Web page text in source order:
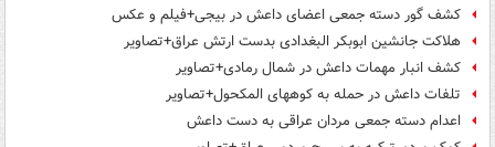
کشف گور دسته جمعی اعضای داعش در بیجی+فیلم و عکس
هلاکت جانشین ابوبکر البغدادی بدست ارتش عراق+تصاویر
کشف انبار مهمات داعش در شمال رمادی+تصاویر
تلفات داعش در حمله به کوههای المکحول+تصاویر
اعدام دسته جمعی مردان عراقی به دست داعش